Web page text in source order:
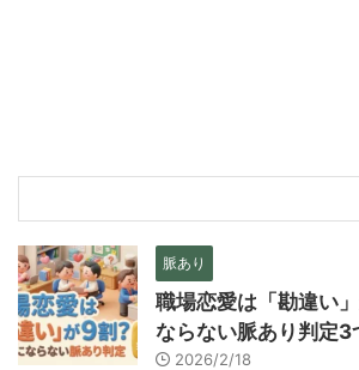
脈あり
職場恋愛は「勘違い
ならない脈あり判定3
2026/2/18